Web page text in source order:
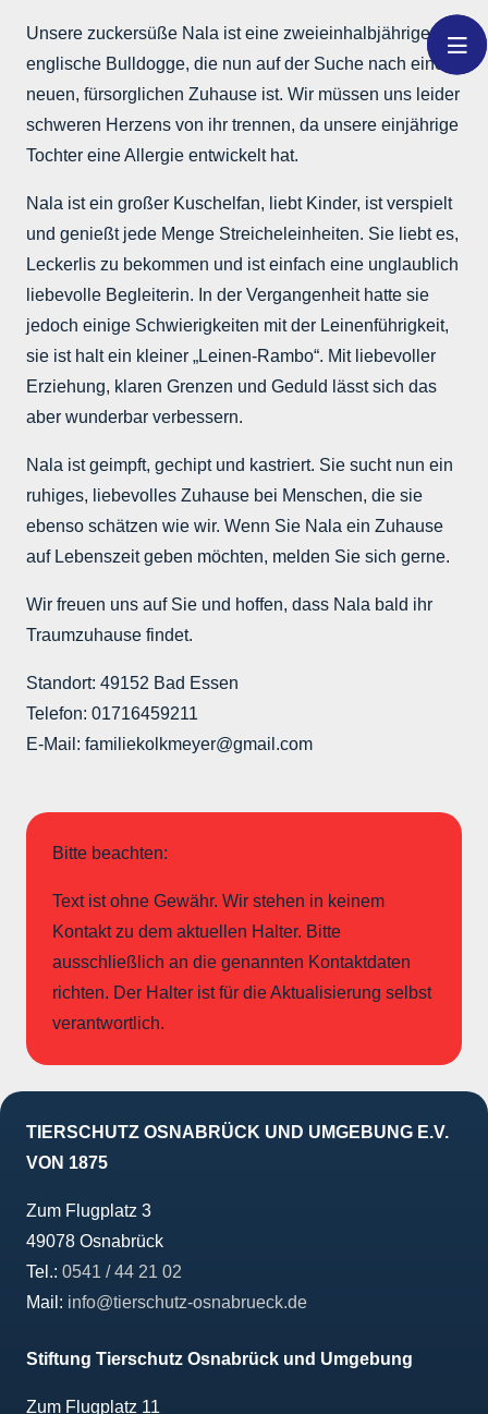
Unsere zuckersüße Nala ist eine zweieinhalbjährige
englische Bulldogge, die nun auf der Suche nach einem
neuen, fürsorglichen Zuhause ist. Wir müssen uns leider
schweren Herzens von ihr trennen, da unsere einjährige
Tochter eine Allergie entwickelt hat.
Nala ist ein großer Kuschelfan, liebt Kinder, ist verspielt
und genießt jede Menge Streicheleinheiten. Sie liebt es,
Leckerlis zu bekommen und ist einfach eine unglaublich
liebevolle Begleiterin. In der Vergangenheit hatte sie
jedoch einige Schwierigkeiten mit der Leinenführigkeit,
sie ist halt ein kleiner „Leinen-Rambo“. Mit liebevoller
Erziehung, klaren Grenzen und Geduld lässt sich das
aber wunderbar verbessern.
Nala ist geimpft, gechipt und kastriert. Sie sucht nun ein
ruhiges, liebevolles Zuhause bei Menschen, die sie
ebenso schätzen wie wir. Wenn Sie Nala ein Zuhause
auf Lebenszeit geben möchten, melden Sie sich gerne.
Wir freuen uns auf Sie und hoffen, dass Nala bald ihr
Traumzuhause findet.
Standort: 49152 Bad Essen
Telefon: 01716459211
E-Mail: familiekolkmeyer@gmail.com
Bitte beachten:
Text ist ohne Gewähr. Wir stehen in keinem
Kontakt zu dem aktuellen Halter. Bitte
ausschließlich an die genannten Kontaktdaten
richten. Der Halter ist für die Aktualisierung selbst
verantwortlich.
TIERSCHUTZ OSNABRÜCK UND UMGEBUNG E.V.
VON 1875
Zum Flugplatz 3
49078 Osnabrück
Tel.: 0541 / 44 21 02
Mail: info@tierschutz-osnabrueck.de
Stiftung Tierschutz Osnabrück und Umgebung
Zum Flugplatz 11